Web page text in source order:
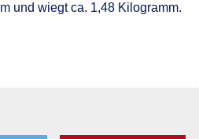
und wiegt ca. 1,48 Kilogramm.